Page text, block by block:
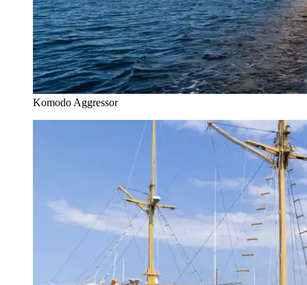
Komodo Aggressor